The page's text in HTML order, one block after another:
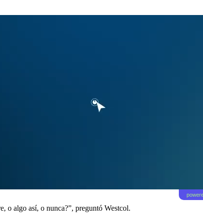
o algo así, o nunca?”, preguntó Westcol.